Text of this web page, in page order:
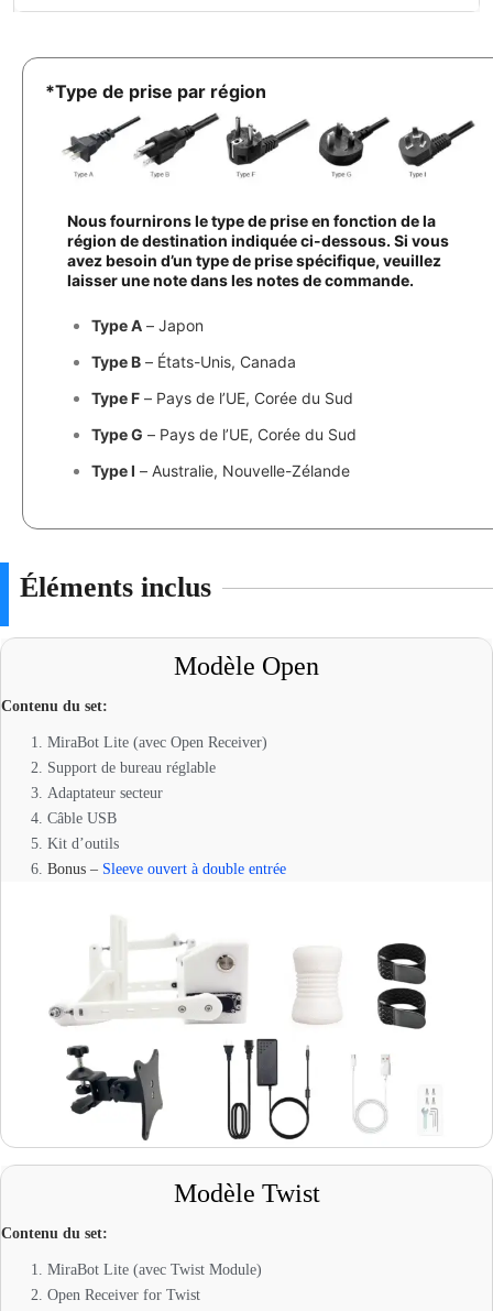
*Type de prise par région
Nous fournirons le type de prise en fonction de la
région de destination indiquée ci-dessous. Si vous
avez besoin d’un type de prise spécifique, veuillez
laisser une note dans les notes de commande.
Type A – Japon
Type B – États-Unis, Canada
Type F – Pays de l’UE, Corée du Sud
Type G – Pays de l’UE, Corée du Sud
Type I – Australie, Nouvelle-Zélande
Éléments inclus
Modèle Open
Contenu du set:
MiraBot Lite (avec Open Receiver)
Support de bureau réglable
Adaptateur secteur
Câble USB
Kit d’outils
Bonus – Sleeve ouvert à double entrée
Modèle Twist
Contenu du set:
MiraBot Lite (avec Twist Module)
Open Receiver for Twist